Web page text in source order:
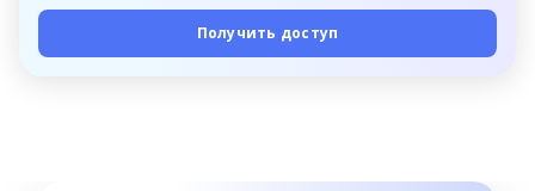
Получить доступ